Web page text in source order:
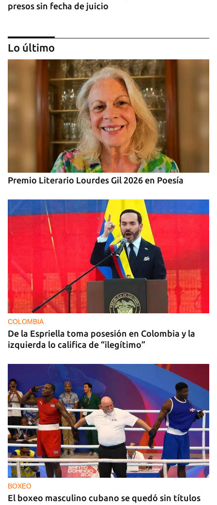
presos sin fecha de juicio
Marco Rubio advierte de que La Habana "no
tendrá escapatoria" y que EE UU será implacable
Lo último
Premio Literario Lourdes Gil 2026 en Poesía
COLOMBIA
De la Espriella toma posesión en Colombia y la
izquierda lo califica de “ilegítimo”
BOXEO
El boxeo masculino cubano se quedó sin títulos